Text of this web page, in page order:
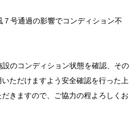
７号通過の影響でコンディション不
設のコンディション状態を確認、その
ただけますよう安全確認を行った上
きますので、ご協力の程よろしくお